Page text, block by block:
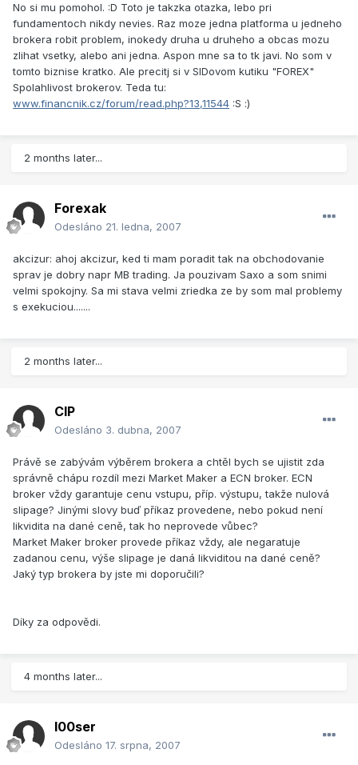
No si mu pomohol. :D Toto je takzka otazka, lebo pri
fundamentoch nikdy nevies. Raz moze jedna platforma u jedneho
brokera robit problem, inokedy druha u druheho a obcas mozu
zlihat vsetky, alebo ani jedna. Aspon mne sa to tk javi. No som v
tomto biznise kratko. Ale precitj si v SIDovom kutiku "FOREX"
Spolahlivost brokerov. Teda tu:
www.financnik.cz/forum/read.php?13,11544 :S :)
2 months later...
Forexak
Odesláno 21. ledna, 2007
akcizur: ahoj akcizur, ked ti mam poradit tak na obchodovanie
sprav je dobry napr MB trading. Ja pouzivam Saxo a som snimi
velmi spokojny. Sa mi stava velmi zriedka ze by som mal problemy
s exekuciou.......
2 months later...
CIP
Odesláno 3. dubna, 2007
Právě se zabývám výběrem brokera a chtěl bych se ujistit zda
správně chápu rozdíl mezi Market Maker a ECN broker. ECN
broker vždy garantuje cenu vstupu, příp. výstupu, takže nulová
slipage? Jinými slovy buď příkaz provedene, nebo pokud není
likvidita na dané ceně, tak ho neprovede vůbec?
Market Maker broker provede příkaz vždy, ale negaratuje
zadanou cenu, výše slipage je daná likviditou na dané ceně?
Jaký typ brokera by jste mi doporučili?
Díky za odpovědi.
4 months later...
l00ser
Odesláno 17. srpna, 2007